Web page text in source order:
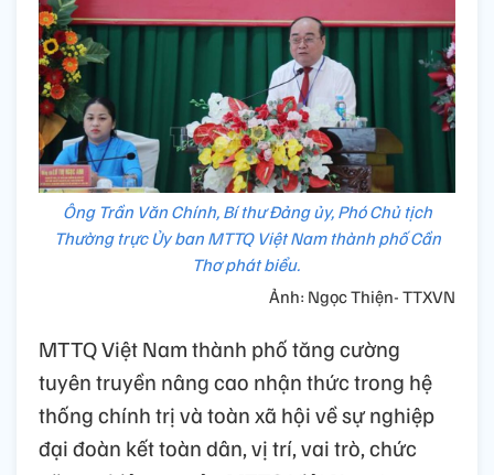
Ông Trần Văn Chính, Bí thư Đảng ủy, Phó Chủ tịch
Thường trực Ủy ban MTTQ Việt Nam thành phố Cần
Thơ phát biểu.
Ảnh: Ngọc Thiện- TTXVN
MTTQ Việt Nam thành phố tăng cường
tuyên truyền nâng cao nhận thức trong hệ
thống chính trị và toàn xã hội về sự nghiệp
đại đoàn kết toàn dân, vị trí, vai trò, chức